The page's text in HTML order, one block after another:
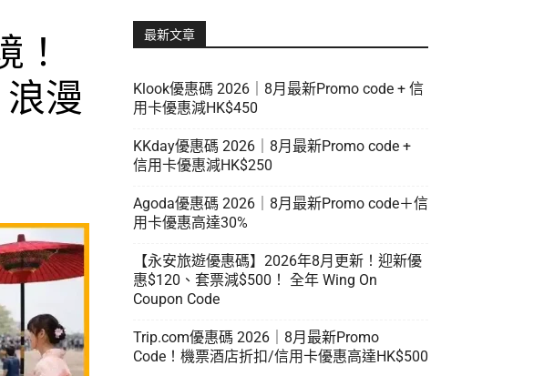
！
漫
最新文章
Klook優惠碼 2026｜8月最新Promo code + 信
用卡優惠減HK$450
KKday優惠碼 2026｜8月最新Promo code +
信用卡優惠減HK$250
Agoda優惠碼 2026｜8月最新Promo code＋信
用卡優惠高達30%
【永安旅遊優惠碼】2026年8月更新！迎新優
惠$120、套票減$500！ 全年 Wing On
Coupon Code
Trip.com優惠碼 2026｜8月最新Promo
Code！機票酒店折扣/信用卡優惠高達HK$500